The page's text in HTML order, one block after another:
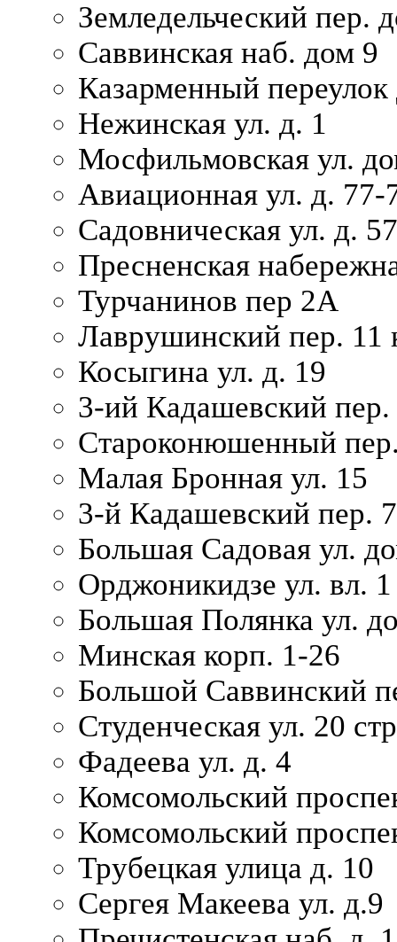
Земледельческий пер.
Саввинская наб. дом 9
Казарменный переулок
Нежинская ул. д. 1
Мосфильмовская ул.
Авиационная ул. д. 77-
Садовническая ул. д.
Пресненская
Турчанинов пер 2А
Лаврушинский пер. 11
Косыгина ул. д. 19
3-ий Кадашевский пер.
Староконюшенный
Малая Бронная ул. 15
3-й Кадашевский пер.
Большая Садовая ул.
Орджоникидзе ул. вл. 1
Большая Полянка ул.
Минская корп. 1-26
Большой Саввинский
Студенческая ул. 20
Фадеева ул. д. 4
Комсомольский
Комсомольский
Трубецкая улица д. 10
Сергея Макеева ул. д.9